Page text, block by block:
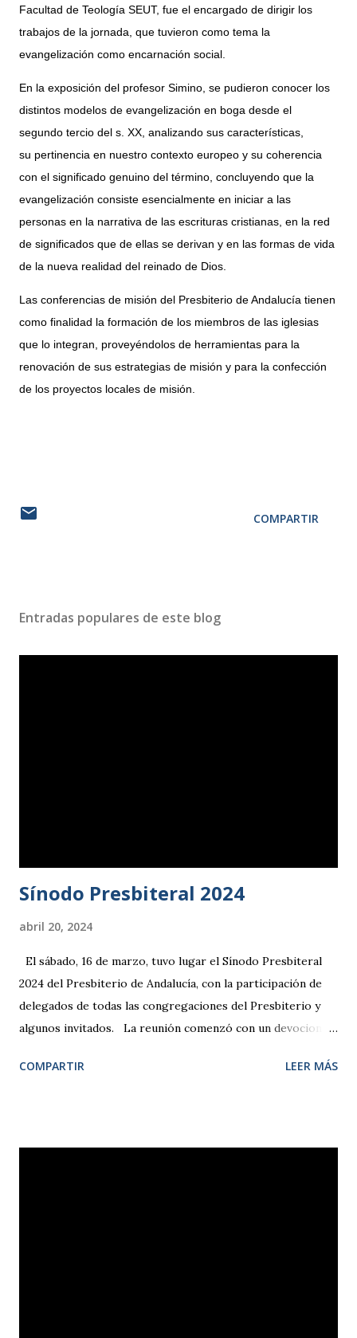
Facultad de Teología SEUT, fue el encargado de dirigir los
trabajos de la jornada, que tuvieron como tema la
evangelización como encarnación social.
En la exposición del profesor Simino, se pudieron conocer los
distintos modelos de evangelización en boga desde el
segundo tercio del s. XX, analizando sus características,
su pertinencia en nuestro contexto europeo y su coherencia
con el significado genuino del término, concluyendo que la
evangelización consiste esencialmente en iniciar a las
personas en la narrativa de las escrituras cristianas, en la red
de significados que de ellas se derivan y en las formas de vida
de la nueva realidad del reinado de Dios.
Las conferencias de misión del Presbiterio de Andalucía tienen
como finalidad la formación de los miembros de las iglesias
que lo integran, proveyéndolos de herramientas para la
renovación de sus estrategias de misión y para la confección
de los proyectos locales de misión.
COMPARTIR
Entradas populares de este blog
Sínodo Presbiteral 2024
abril 20, 2024
El sábado, 16 de marzo, tuvo lugar el Sínodo Presbiteral
2024 del Presbiterio de Andalucía, con la participación de
delegados de todas las congregaciones del Presbiterio y
algunos invitados. La reunión comenzó con un devocional
Permanente de la IEE, a partir de la cita de Hebreos 12, 1-2,
COMPARTIR LEER MÁS